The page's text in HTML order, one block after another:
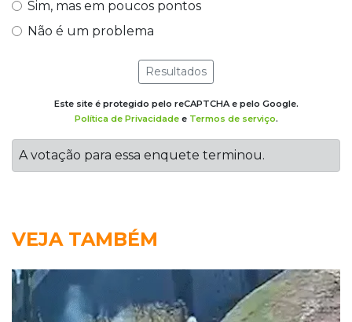
Sim, mas em poucos pontos
Não é um problema
Resultados
Este site é protegido pelo reCAPTCHA e pelo Google.
Política de Privacidadee Termos de serviço.
A votação para essa enquete terminou.
VEJA TAMBÉM